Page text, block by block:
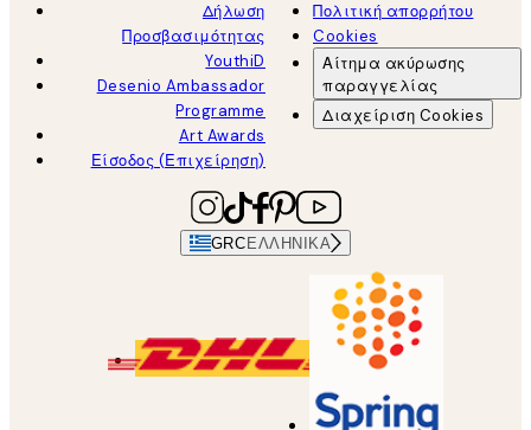
Δήλωση
Προσβασιμότητας
YouthiD
Desenio Ambassador
Programme
Art Awards
Είσοδος (Επιχείρηση)
Πολιτική απορρήτου
Cookies
Αίτημα ακύρωσης
παραγγελίας
Διαχείριση Cookies
GRC ΕΛΛΗΝΙΚΆ